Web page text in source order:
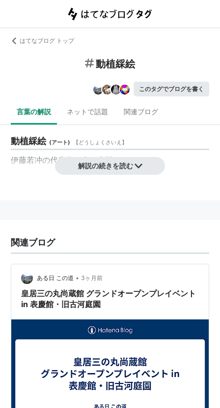
はてなブログ トップ
動植綵絵
このタグでブログを書く
言葉の解説 ネットで話題 関連ブログ
動植綵絵 (アート) 【どうしょくさいえ 】
伊藤若冲の代表作。全三十幅。
解説の続きを読む
関連ブログ
ある日 この道 • 3ヶ月前
皇居三の丸尚蔵館 グランドオープンプレイベント
in 表慶館・旧古河庭園